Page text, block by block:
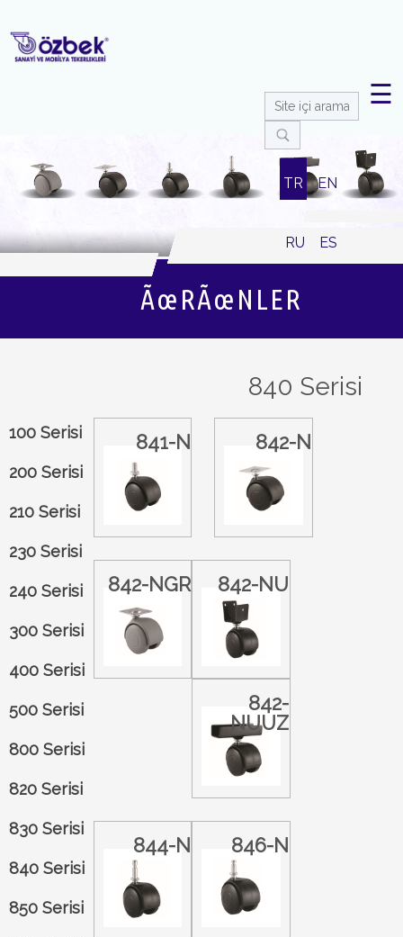
☰
TR EN
RU ES
ÃœRÃœNLER
840 Serisi
100 Serisi
200 Serisi
210 Serisi
230 Serisi
240 Serisi
300 Serisi
400 Serisi
500 Serisi
800 Serisi
820 Serisi
830 Serisi
840 Serisi
850 Serisi
841-N 842-N
842-NGR 842-NU
842-
NUUZ
844-N 846-N